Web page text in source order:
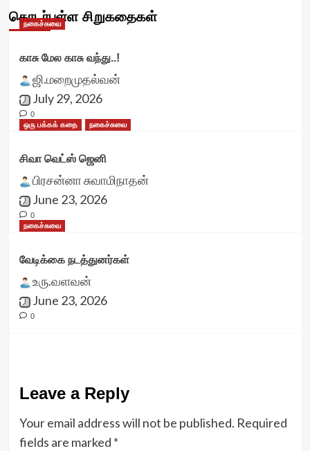
தொடர்புள்ள சிறுகதைகள்
நகைச்சுவை
காசு மேல காசு வந்து..!
ஜி.மறைமுதல்வன்
July 29, 2026
0
ஒரு பக்கக் கதை
நகைச்சுவை
சிவா வெட்ஸ் ஜெனி
பிரசன்னா சுவாமிநாதன்
June 23, 2026
0
நகைச்சுவை
வேடிக்கை நடத்துனர்கள்
உரு.வளவன்
June 23, 2026
0
Leave a Reply
Your email address will not be published. Required
fields are marked *